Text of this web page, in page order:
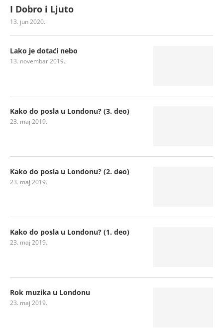
I Dobro i Ljuto
13. jun 2020.
Lako je dotaći nebo
13. novembar 2019.
Kako do posla u Londonu? (3. deo)
23. maj 2019.
Kako do posla u Londonu? (2. deo)
23. maj 2019.
Kako do posla u Londonu? (1. deo)
23. maj 2019.
Rok muzika u Londonu
23. maj 2019.